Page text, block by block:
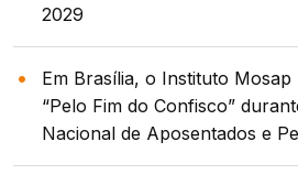
2029
Em Brasília, o Instituto
“Pelo Fim do Confisco”
Nacional de Aposentados e